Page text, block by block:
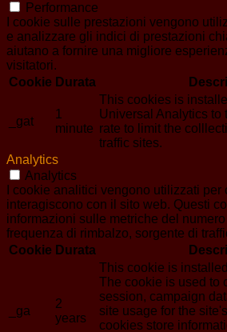
Performance
I cookie sulle prestazioni vengono
e analizzare gli indici di prestazioni
aiutano a fornire una migliore
visitatori.
Cookie Durata
_gat
1
minute
This cookies is
Universal Analytics to
rate to limit the
traffic sites.
Analytics
Analytics
I cookie analitici vengono utilizzati
interagiscono con il sito web. Questi
informazioni sulle metriche del
frequenza di rimbalzo, sorgente di
Cookie Durata
_ga
2
years
This cookie is
The cookie is used to
session, campaign
site usage for the
cookies store